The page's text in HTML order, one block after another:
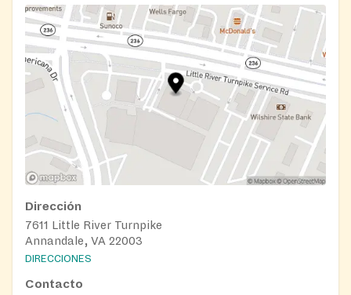
Dirección
7611 Little River Turnpike
Annandale, VA 22003
DIRECCIONES
Contacto